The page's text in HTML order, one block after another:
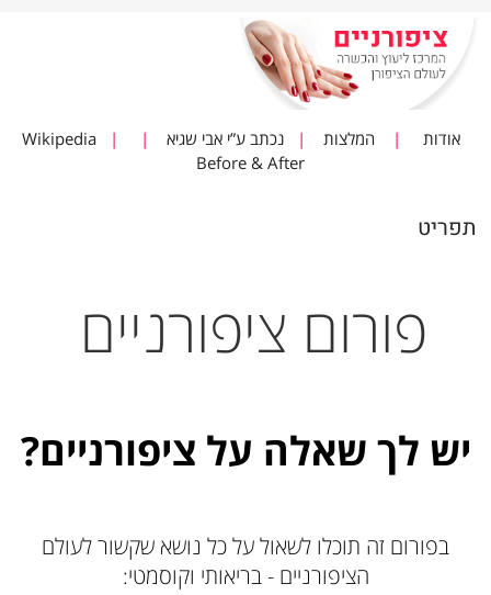
אודות | המלצות | נכתב ע”י אבי שגיא |
Wikipedia
|
Before & After
תפריט
פורום ציפורניים
יש לך שאלה על ציפורניים?
בפורום זה תוכלו לשאול על כל נושא שקשור לעולם
הציפורניים - בריאותי וקוסמטי: